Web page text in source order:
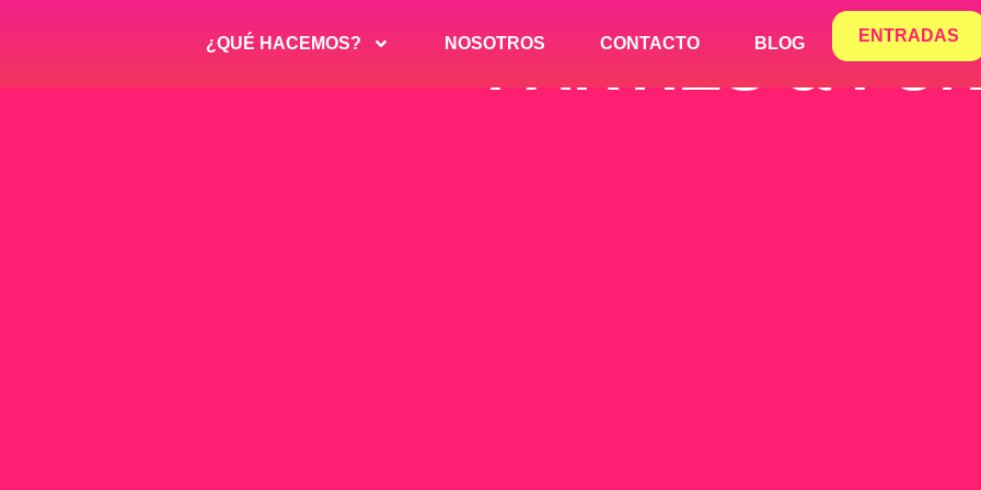
¿QUÉ HACEMOS? NOSOTROS CONTACTO BLOG ENTRADAS
PARTIES &